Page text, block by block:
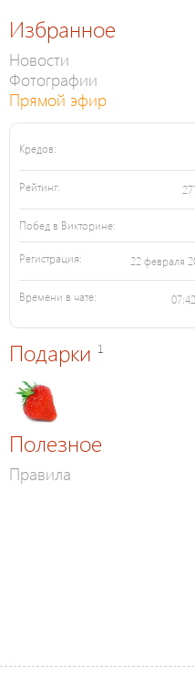
Избранное
Новости
Фотографии
Прямой эфир
Кредов:
Рейтинг:
Побед в Викторине:
Регистрация: 22 февраля
Времени в чате:
Подарки 1
Полезное
Правила